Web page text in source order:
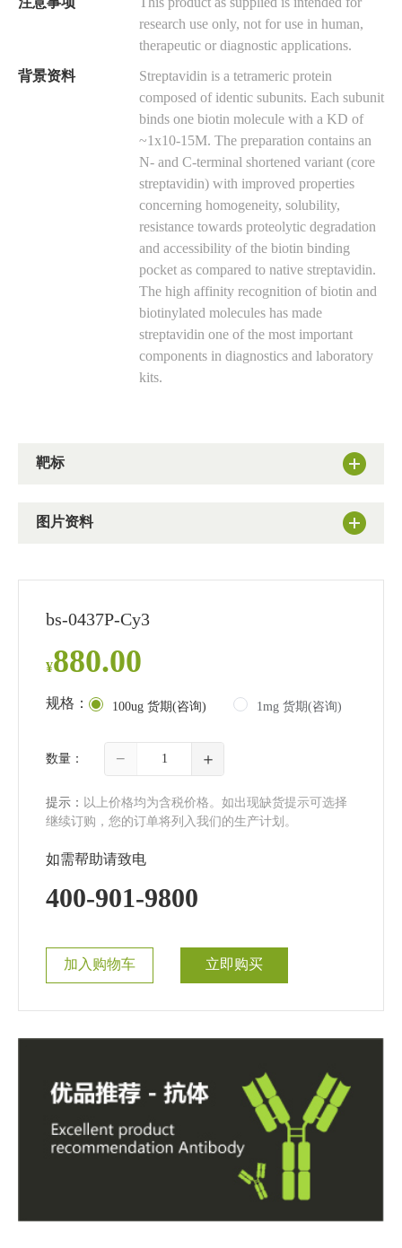
注意事项
This product as supplied is intended for
research use only, not for use in human,
therapeutic or diagnostic applications.
背景资料
Streptavidin is a tetrameric protein
composed of identic subunits. Each subunit
binds one biotin molecule with a KD of
~1x10-15M. The preparation contains an
N- and C-terminal shortened variant (core
streptavidin) with improved properties
concerning homogeneity, solubility,
resistance towards proteolytic degradation
and accessibility of the biotin binding
pocket as compared to native streptavidin.
The high affinity recognition of biotin and
biotinylated molecules has made
streptavidin one of the most important
components in diagnostics and laboratory
kits.
靶标
图片资料
bs-0437P-Cy3
¥880.00
规格： 100ug 货期(咨询) 1mg 货期(咨询)
数量： − ＋
提示： 以上价格均为含税价格。如出现缺货提示可选择
继续订购，您的订单将列入我们的生产计划。
如需帮助请致电
400-901-9800
加入购物车 立即购买